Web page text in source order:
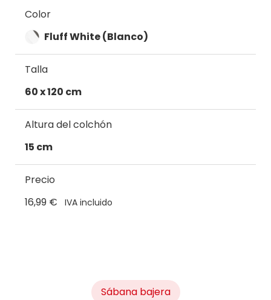
Color
Fluff White (Blanco)
Talla
60 x 120 cm
Altura del colchón
15 cm
Precio
16,99 € IVA incluido
Sábana bajera